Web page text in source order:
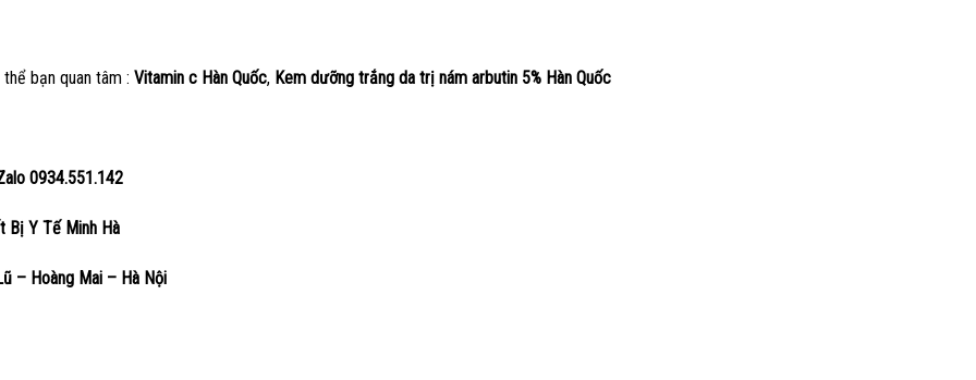
bạn quan tâm : Vitamin c Hàn Quốc, Kem dưỡng trắng da trị nám arbutin 5% Hàn Quốc
0934.551.142
Bị Y Tế Minh Hà
– Hoàng Mai – Hà Nội